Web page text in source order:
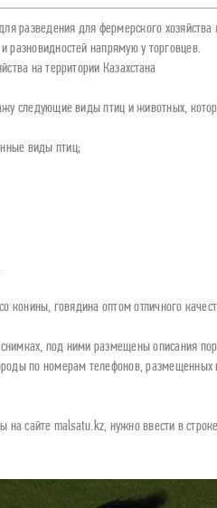
разведения для фермерского
напрямую у торговцев.
на территории Казахстана
следующие виды птиц и животных,
виды птиц;
конины, говядина оптом отличного
под ними размещены описания
по номерам телефонов, размещенных
на сайте malsatu.kz, нужно ввести в